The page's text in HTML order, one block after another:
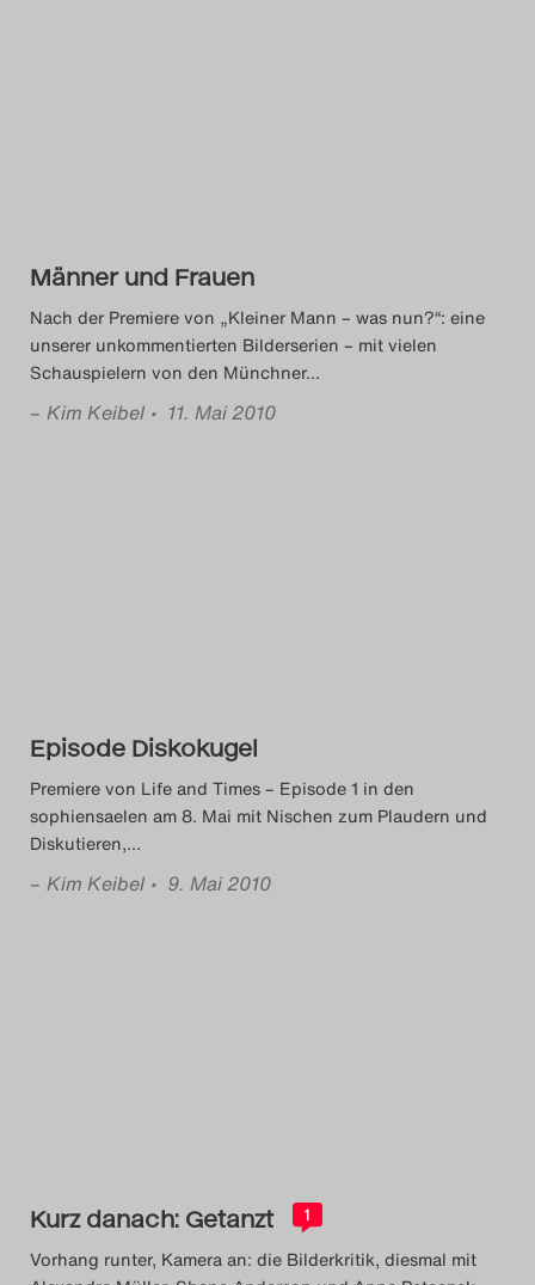
Männer und Frauen
Nach der Premiere von „Kleiner Mann – was nun?“: eine
unserer unkommentierten Bilderserien – mit vielen
Schauspielern von den Münchner…
– Kim Keibel • 11. Mai 2010
Episode Diskokugel
Premiere von Life and Times – Episode 1 in den
sophiensaelen am 8. Mai mit Nischen zum Plaudern und
Diskutieren,…
– Kim Keibel • 9. Mai 2010
Kurz danach: Getanzt 1
Vorhang runter, Kamera an: die Bilderkritik, diesmal mit